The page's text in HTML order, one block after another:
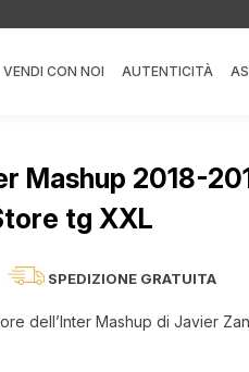
VENDI CON NOI AUTENTICITÀ
Mashup 2018-
tg XXL
SPEDIZIONE GRATUITA
dell’Inter Mashup di Javier